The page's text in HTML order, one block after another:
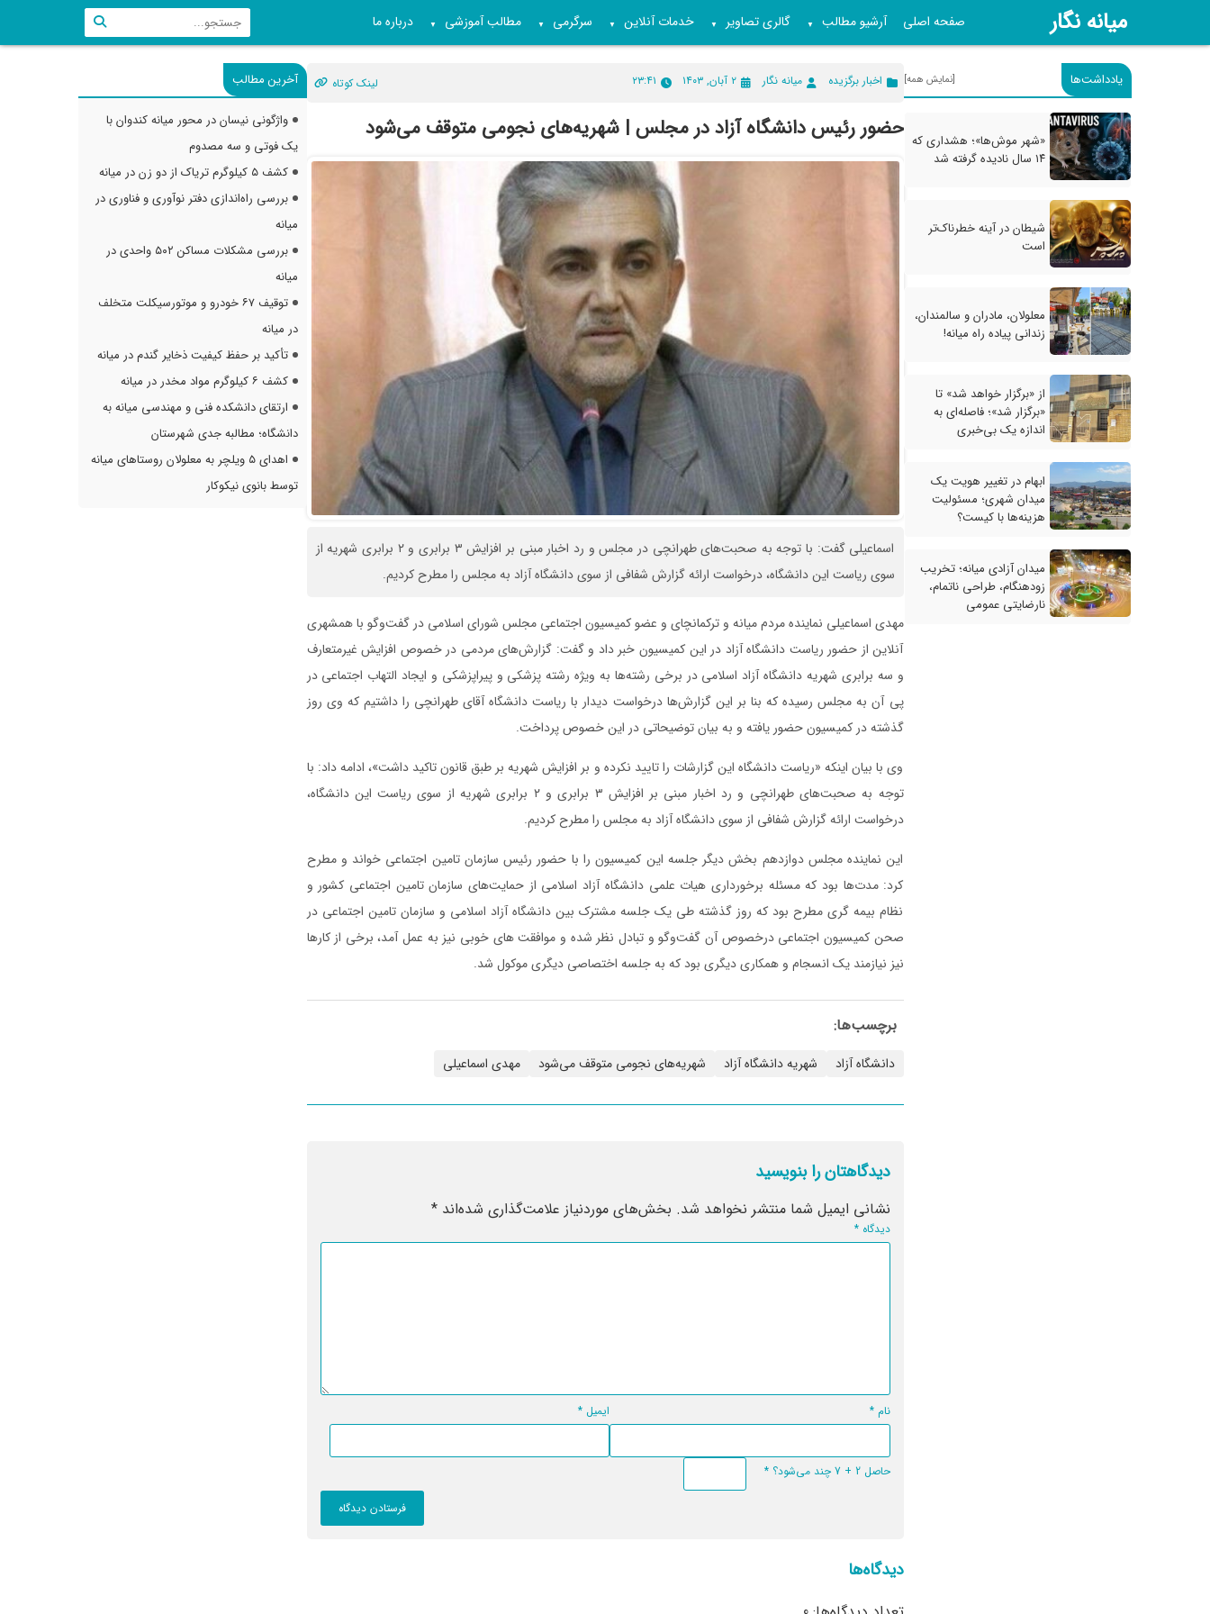
میانه نگار صفحه اصلی آرشیو مطالب ▼ گالری تصاویر ▼ خدمات آنلاین ▼ سرگرمی ▼ مطالب آموزشی ▼ درباره ما
یادداشت‌ها [نمایش همه]
«شهر موش‌ها»؛ هشداری که
۱۴ سال نادیده گرفته شد
شیطان در آینه خطرناک‌تر
است
معلولان، مادران و سالمندان،
زندانی پیاده راه میانه!
از «برگزار خواهد شد» تا
«برگزار شد»؛ فاصله‌ای به
اندازه یک بی‌خبری
ابهام در تغییر هویت یک
میدان شهری؛ مسئولیت
هزینه‌ها با کیست؟
میدان آزادی میانه؛ تخریب
زودهنگام، طراحی ناتمام،
نارضایتی عمومی
اخبار برگزیده میانه نگار ۲ آبان, ۱۴۰۳ ۲۳:۴۱ لینک کوتاه
حضور رئیس دانشگاه آزاد در مجلس | شهریه‌های نجومی متوقف می‌شود
اسماعیلی گفت: با توجه به صحبت‌های طهرانچی در مجلس و رد اخبار مبنی بر افزایش ۳ برابری و ۲ برابری شهریه از
سوی ریاست این دانشگاه، درخواست ارائه گزارش شفافی از سوی دانشگاه آزاد به مجلس را مطرح کردیم.
مهدی اسماعیلی نماینده مردم میانه و ترکمانچای و عضو کمیسیون اجتماعی مجلس شورای اسلامی در گفت‌وگو با همشهری
آنلاین از حضور ریاست دانشگاه آزاد در این کمیسیون خبر داد و گفت: گزارش‌های مردمی در خصوص افزایش غیرمتعارف
و سه برابری شهریه‌ دانشگاه آزاد اسلامی در برخی رشته‌ها به ویژه رشته پزشکی و پیراپزشکی و ایجاد التهاب اجتماعی در
پی آن به مجلس رسیده که بنا بر این گزارش‌ها درخواست دیدار با ریاست دانشگاه آقای طهرانچی را داشتیم که وی روز
گذشته در کمیسیون حضور یافته و به بیان توضیحاتی در این خصوص پرداخت.
وی با بیان اینکه «ریاست دانشگاه این گزارشات را تایید نکرده و بر افزایش شهریه بر طبق قانون تاکید داشت»، ادامه داد: با
توجه به صحبت‌های طهرانچی و رد اخبار مبنی بر افزایش ۳ برابری و ۲ برابری شهریه از سوی ریاست این دانشگاه،
درخواست ارائه گزارش شفافی از سوی دانشگاه آزاد به مجلس را مطرح کردیم.
این نماینده مجلس دوازدهم بخش دیگر جلسه این کمیسیون را با حضور رئیس سازمان تامین اجتماعی خواند و مطرح
کرد: مدت‌ها بود که مسئله برخورداری هیات علمی دانشگاه آزاد اسلامی از حمایت‌های سازمان تامین اجتماعی کشور و
نظام بیمه گری مطرح بود که روز گذشته طی یک جلسه مشترک بین دانشگاه آزاد اسلامی و سازمان تامین اجتماعی در
صحن کمیسیون اجتماعی درخصوص آن گفت‌وگو و تبادل نظر شده و موافقت های خوبی نیز به عمل آمد، برخی از کارها
نیز نیازمند یک انسجام و همکاری دیگری بود که به جلسه اختصاصی دیگری موکول شد.
برچسب‌ها:
دانشگاه آزاد شهریه دانشگاه آزاد شهریه‌های نجومی متوقف می‌شود مهدی اسماعیلی
دیدگاهتان را بنویسید
نشانی ایمیل شما منتشر نخواهد شد. بخش‌های موردنیاز علامت‌گذاری شده‌اند*
دیدگاه*
نام* ایمیل *
حاصل 2 + 7 چند می‌شود؟ *
دیدگاه‌ها
آخرین مطالب
واژگونی نیسان در محور میانه کندوان با
یک فوتی و سه مصدوم
کشف ۵ کیلوگرم تریاک از دو زن در میانه
بررسی راه‌اندازی دفتر نوآوری و فناوری در
میانه
بررسی مشکلات مساکن ۵۰۲ واحدی در
میانه
توقیف ۶۷ خودرو و موتورسیکلت متخلف
در میانه
تأکید بر حفظ کیفیت ذخایر گندم در میانه
کشف ۶ کیلوگرم مواد مخدر در میانه
ارتقای دانشکده فنی و مهندسی میانه به
دانشگاه؛ مطالبه جدی شهرستان
اهدای ۵ ویلچر به معلولان روستاهای میانه
توسط بانوی نیکوکار